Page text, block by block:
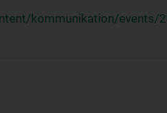
kommunikation/events/